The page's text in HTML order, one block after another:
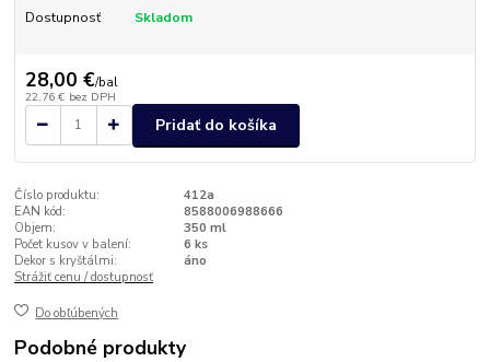
Dostupnosť Skladom
28,00 €/bal
22,76 € bez DPH
Pridať do košíka
Číslo produktu:
412a
EAN kód:
8588006988666
Objem:
350 ml
Počet kusov v balení:
6 ks
Dekor s kryštálmi:
áno
Strážiť cenu / dostupnosť
Do obľúbených
Podobné produkty